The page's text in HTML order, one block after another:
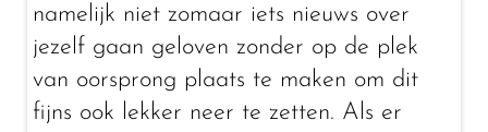
namelijk niet zomaar iets nieuws over
jezelf gaan geloven zonder op de plek
van oorsprong plaats te maken om dit
fijns ook lekker neer te zetten. Als er